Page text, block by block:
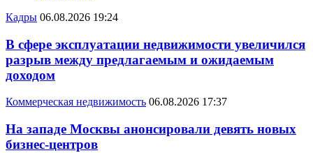
Кадры 06.08.2026 19:24
В сфере эксплуатации недвижимости увеличился
разрыв между предлагаемым и ожидаемым
доходом
Коммерческая недвижимость 06.08.2026 17:37
На западе Москвы анонсировали девять новых
бизнес-центров